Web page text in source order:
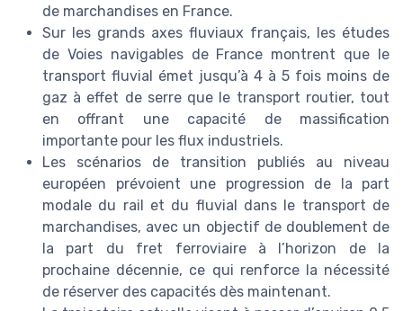
de marchandises en France.
Sur les grands axes fluviaux français, les études
de Voies navigables de France montrent que le
transport fluvial émet jusqu’à 4 à 5 fois moins de
gaz à effet de serre que le transport routier, tout
en offrant une capacité de massification
importante pour les flux industriels.
Les scénarios de transition publiés au niveau
européen prévoient une progression de la part
modale du rail et du fluvial dans le transport de
marchandises, avec un objectif de doublement de
la part du fret ferroviaire à l’horizon de la
prochaine décennie, ce qui renforce la nécessité
de réserver des capacités dès maintenant.